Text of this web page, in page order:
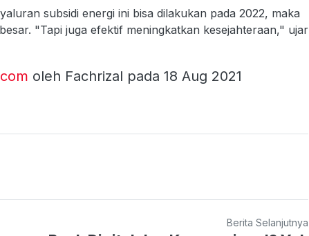
subsidi energi ini bisa dilakukan pada 2022, maka
"Tapi juga efektif meningkatkan kesejahteraan," ujar
oleh Fachrizal pada 18 Aug 2021
Berita Selanjutnya